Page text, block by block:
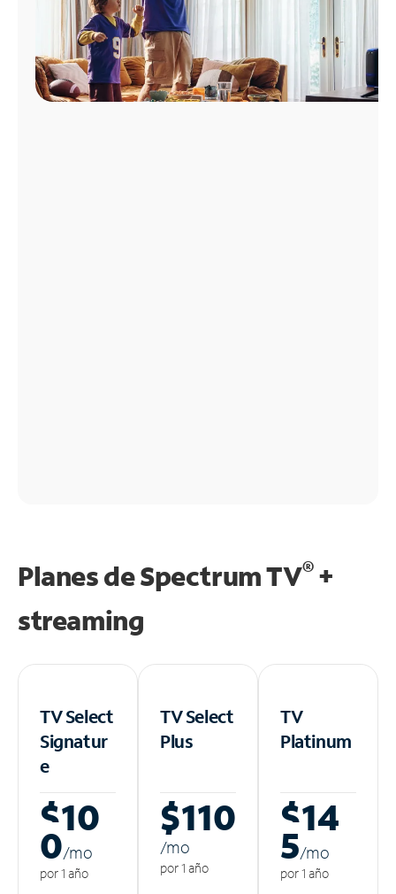
Planes de Spectrum TV®+
streaming
TV Select
Signatur
e
$10
0/mo
por 1 año
TV Select
Plus
$110
/mo
por 1 año
TV
Platinum
$14
5/mo
por 1 año